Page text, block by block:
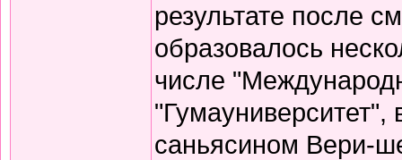
результате после
образовалось
числе
"Гумауниверситет",
саньясином Вери-